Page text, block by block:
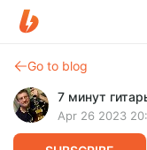
Go to blog
7 минут
Apr 26 2023